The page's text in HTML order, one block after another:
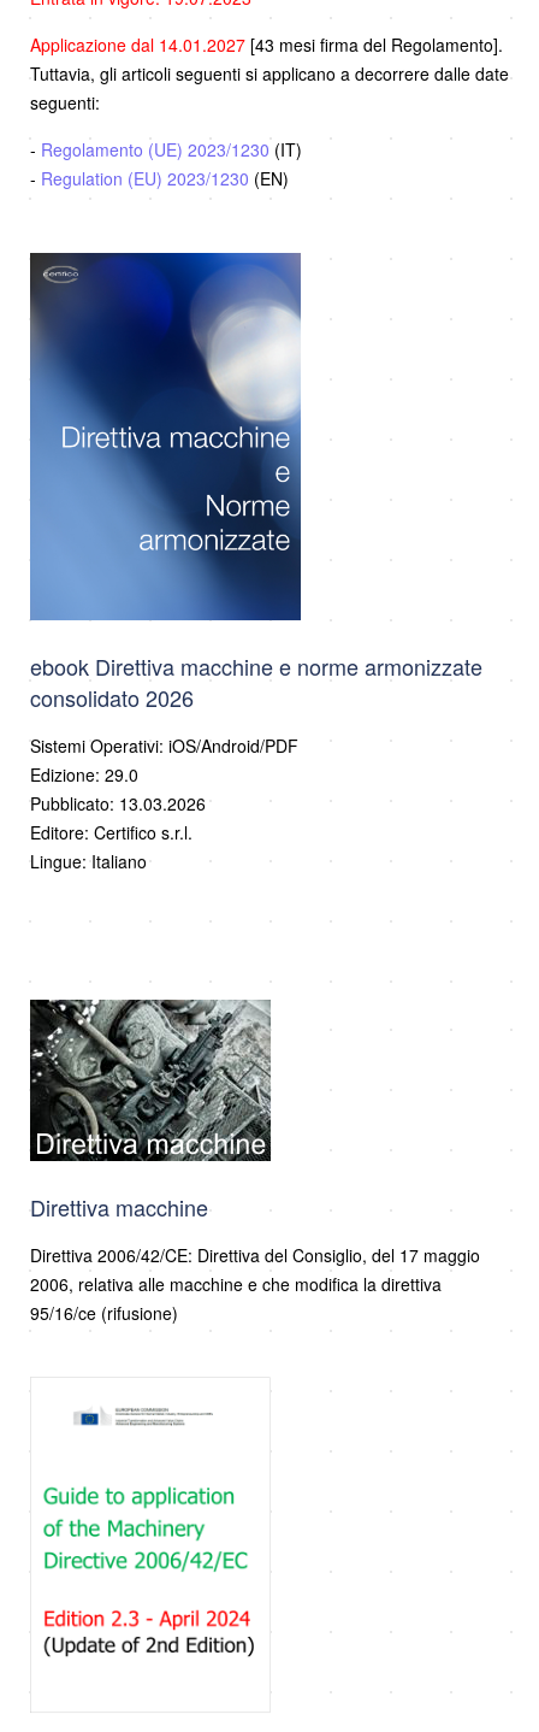
Applicazione dal 14.01.2027 [43 mesi firma del Regolamento].
Tuttavia, gli articoli seguenti si applicano a decorrere dalle date
seguenti:
- Regolamento (UE) 2023/1230 (IT)
- Regulation (EU) 2023/1230 (EN)
ebook Direttiva macchine e norme armonizzate
consolidato 2026
Sistemi Operativi: iOS/Android/PDF
Edizione: 29.0
Pubblicato: 13.03.2026
Editore: Certifico s.r.l.
Lingue: Italiano
Direttiva macchine
Direttiva 2006/42/CE: Direttiva del Consiglio, del 17 maggio
2006, relativa alle macchine e che modifica la direttiva
95/16/ce (rifusione)